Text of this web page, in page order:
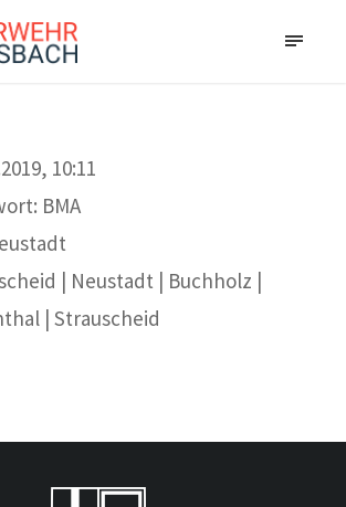
10:11
BMA
| Neustadt | Buchholz |
| Strauscheid